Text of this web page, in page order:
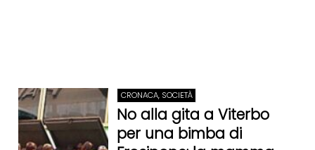
CRONACA, SOCIETÀ
No alla gita a Viterbo
per una bimba di